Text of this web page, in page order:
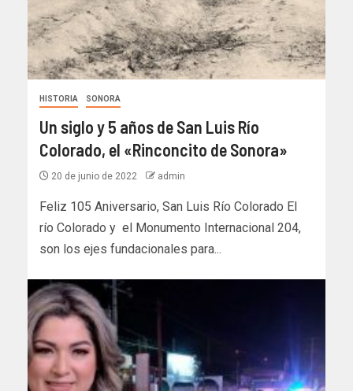
HISTORIA SONORA
Un siglo y 5 años de San Luis Río
Colorado, el «Rinconcito de Sonora»
20 de junio de 2022 admin
Feliz 105 Aniversario, San Luis Río Colorado El
río Colorado y el Monumento Internacional 204,
son los ejes fundacionales para...